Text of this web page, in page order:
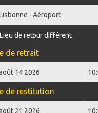
Lieu de retour différent
de retrait
de restitution